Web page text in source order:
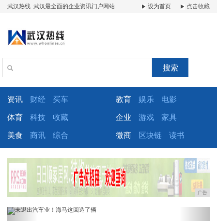
武汉热线_武汉最全面的企业资讯门户网站 设为首页 点击收藏
搜索
资讯 财经 买车 教育 娱乐 电影
体育 科技 收藏 企业 游戏 家具
美食 商讯 综合 微商 区块链 读书
广告
Previous